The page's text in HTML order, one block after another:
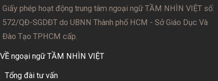
Giấy phép hoạt động trung tâm ngoại ngữ TẦM NHÌN VIỆT số:
572/QĐ-SGDĐT do UBNN Thành phố HCM - Sở Giáo Dục Và
Đào Tạo TPHCM cấp.
VỀ ngoại ngữ TẦM NHÌN VIỆT
Tổng đài tư vấn